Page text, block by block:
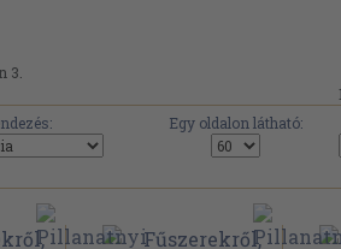
3.
Egy oldalon látható: